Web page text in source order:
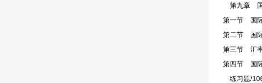
第九章
第一节 国
第二节 国
第三节 汇
第四节 国
练习题/